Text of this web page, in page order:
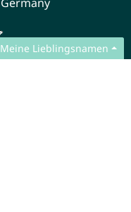
Meine Lieblingsnamen